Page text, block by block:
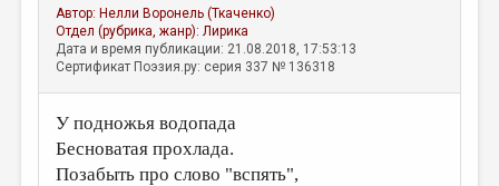
АВТОРЫ
КОММЕНТАРИИ
ЛИТСАЛОН
НОВОСТИ
ПРАВИЛА САЙТА
Автор: Нелли Воронель (Ткаченко)
Отдел (рубрика, жанр):Лирика
Дата и время публикации: 21.08.2018, 17:53:13
Сертификат Поэзия.ру: серия 337 № 136318
У подножья водопада
Бесноватая прохлада.
Позабыть про слово "вспять",